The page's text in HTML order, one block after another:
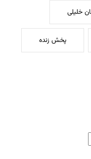
خلیلی
پخش زنده